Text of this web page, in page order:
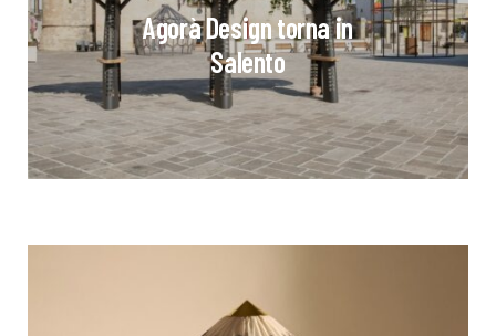
Agorà Design torna in
Salento